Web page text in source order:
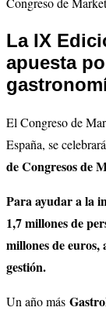
La IX
apuesta
El Congreso de
España, se
de Congresos de
Para ayudar a la
1,7 millones de
millones de
gestión.
Un año más